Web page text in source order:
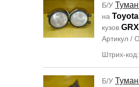
Б/У
на
кузов
Артикул /
Штрих-
Б/У